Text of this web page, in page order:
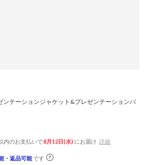
ンテーションジャケット&プレゼンテーションパ
内のお支払いで8月12日(水) にお届け 詳細
・返品可能です